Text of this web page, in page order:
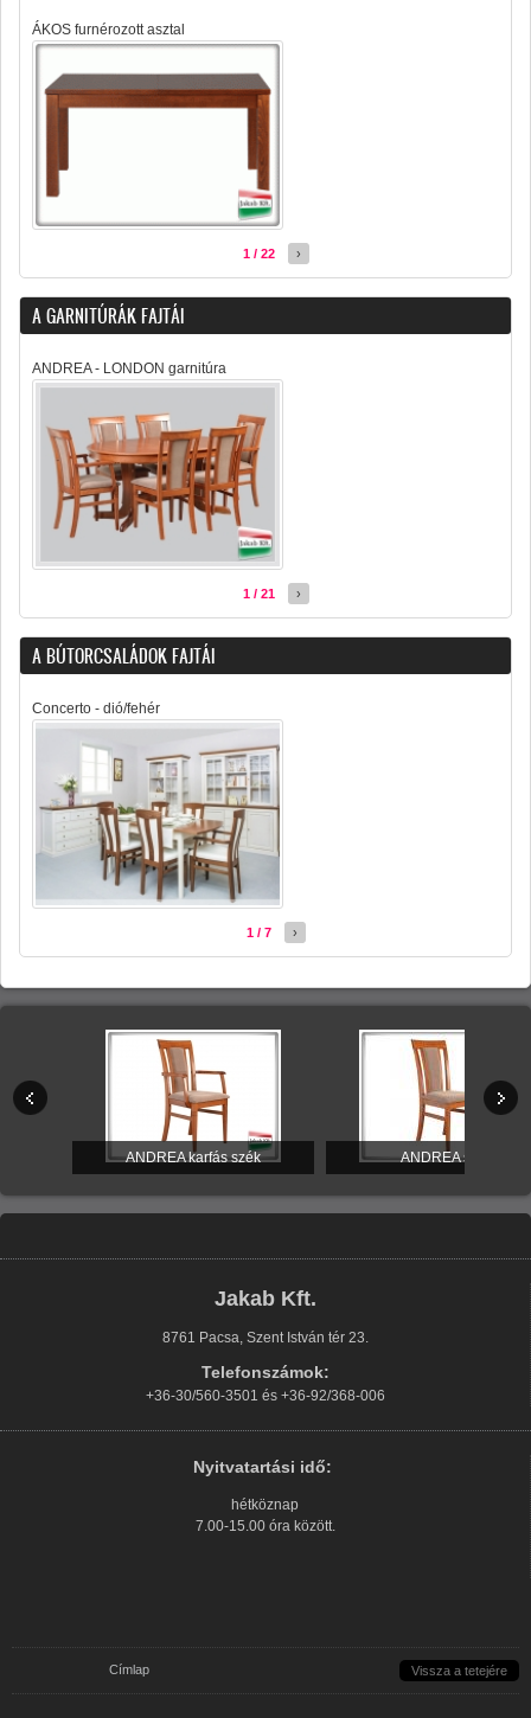
ÁKOS furnérozott asztal
1 / 22 ›
A GARNITÚRÁK FAJTÁI
ANDREA - LONDON garnitúra
1 / 21 ›
A BÚTORCSALÁDOK FAJTÁI
Concerto - dió/fehér
1 / 7 ›
ANDREA karfás szék ANDREA szék
Jakab Kft.
8761 Pacsa, Szent István tér 23.
Telefonszámok:
+36-30/560-3501 és +36-92/368-006
Nyitvatartási idő:
hétköznap
7.00-15.00 óra között.
Címlap Vissza a tetejére